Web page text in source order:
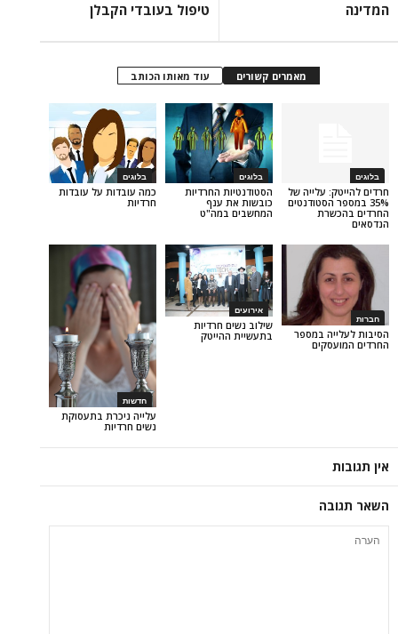
טיפול בעובדי הקבלן
עוד מאותו הכותב
בלוגים
כמה עובדות על עובדות
חרדיות
הסטודנטיות החרדיות
כובשות את ענף
המחשבים במה"ט
של
עלייה ניכרת בתעסוקת
אירועים
שילוב נשים חרדיות
בתעשיית ההייטק
במספר